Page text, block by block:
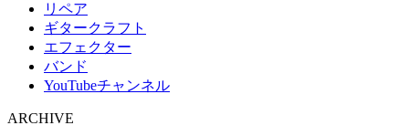
リペア
ギタークラフト
エフェクター
バンド
YouTubeチャンネル
ARCHIVE